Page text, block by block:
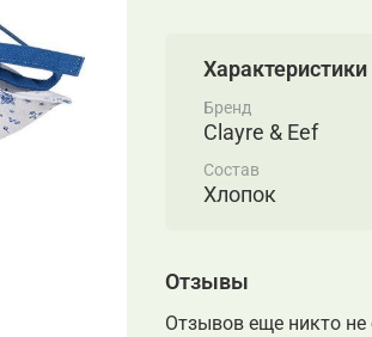
Характеристики
Бренд
Clayre & Eef
Состав
Хлопок
Отзывы
Отзывов еще никто не